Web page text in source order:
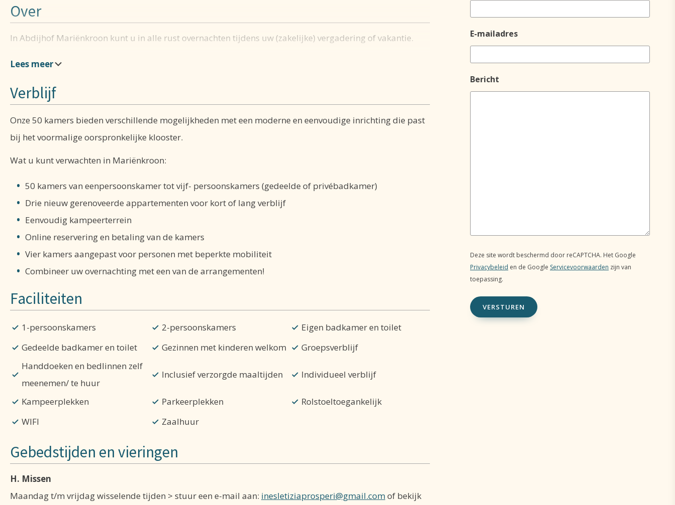
Over
In Abdijhof Mariënkroon kunt u in alle rust overnachten tijdens uw (zakelijke) vergadering of vakantie.
Verblijf
Onze 50 kamers bieden verschillende mogelijkheden met een moderne en eenvoudige inrichting die past
bij het voormalige oorspronkelijke klooster.
Wat u kunt verwachten in Mariënkroon:
50 kamers van eenpersoonskamer tot vijf- persoonskamers (gedeelde of privébadkamer)
Drie nieuw gerenoveerde appartementen voor kort of lang verblijf
Eenvoudig kampeerterrein
Online reservering en betaling van de kamers
Vier kamers aangepast voor personen met beperkte mobiliteit
Combineer uw overnachting met een van de arrangementen!
Faciliteiten
1-persoonskamers 2-persoonskamers
Eigen badkamer en toilet
Gedeelde badkamer en toilet
Gezinnen met kinderen welkom
Groepsverblijf
Handdoeken en bedlinnen zelf
meenemen/ te huur
Inclusief verzorgde maaltijden Individueel verblijf
Kampeerplekken Parkeerplekken
Rolstoeltoegankelijk
WIFI
Zaalhuur
Gebedstijden en vieringen
H. Missen
Maandag t/m vrijdag wisselende tijden > stuur een e-mail aan: inesletiziaprosperi@gmail.comof bekijk
E-mailadres
Bericht
Deze site wordt beschermd door reCAPTCHA. Het Google
Privacybeleid en de Google Servicevoorwaarden zijn van
toepassing.